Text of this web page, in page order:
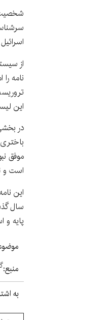
از
نامه
این
در
موفق
است و
این
سال
پایه‌ و
منبع:
به